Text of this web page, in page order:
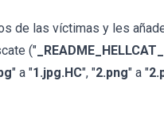
de las víctimas y les
("
" a "1.jpg.HC", "2.png" a "